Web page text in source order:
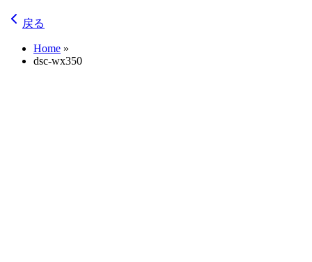
戻る
Home »
dsc-wx350